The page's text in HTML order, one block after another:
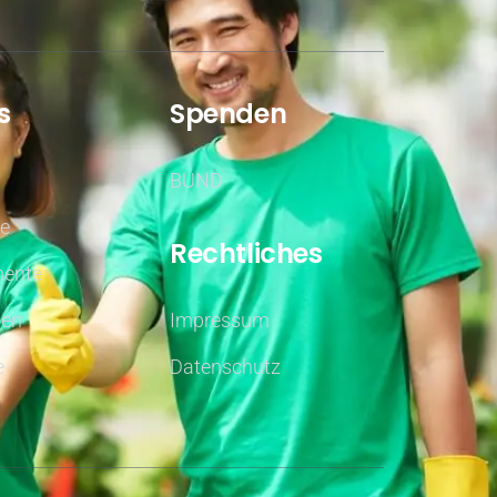
Spenden
BUND
Rechtliches
Impressum
Datenschutz